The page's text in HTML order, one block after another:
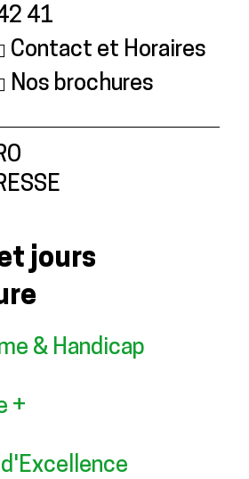
41
Contact et Horaires
Nos brochures
jours
& Handicap
+